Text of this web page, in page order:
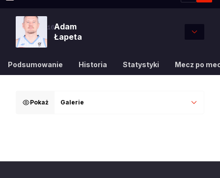
16Adam
Łapeta
Podsumowanie Historia Statystyki Mecz po
Pokaż Galerie